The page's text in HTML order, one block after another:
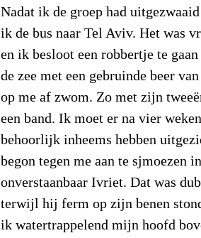
Nadat ik de groep had
ik de bus naar Tel Aviv. Het was
en ik besloot een robbertje te
de zee met een gebruinde beer
op me af zwom. Zo met zijn
een band. Ik moet er na vier
behoorlijk inheems hebben
begon tegen me aan te sjmoezen
onverstaanbaar Ivriet. Dat was
terwijl hij ferm op zijn benen
ik watertrappelend mijn hoofd